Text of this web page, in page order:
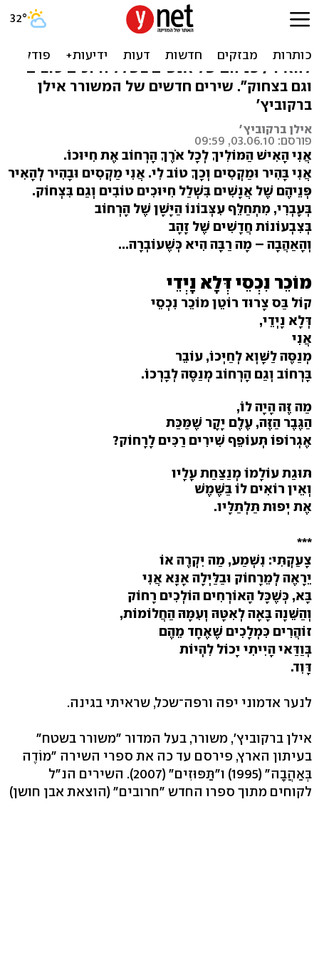
האיש המוליך את חיוכו
"אני בהיר ומקסים וכך טוב לי, אני מקסים ובהיר
להאיר/ פניהם של אנשים בשלל חיוכים טובים
וגם בצחוק". שירים חדשים של המשורר אילן
ברקוביץ'
אילן ברקוביץ'
פורסם: 03.06.10, 09:59
אֲנִי הָאִישׁ הַמּוֹלִיךְ לְכָל אֹרֶךְ הָרְחוֹב אֶת חִיּוּכוֹ.
אֲנִי בָּהִיר וּמַקְסִים וְכָךְ טוֹב לִי. אֲנִי מַקְסִים וּבָהִיר לְהָאִיר
פְּנֵיהֶם שֶׁל אֲנָשִׁים בִּשְׁלַל חִיּוּכִים טוֹבִים וְגַם בִּצְחוֹק.
בְּעָבְרִי, מִתְחַלֵּף עִצְּבוֹנוֹ הַיָּשָׁן שֶׁל הָרְחוֹב
בְּצִבְעוֹנוֹת חֲדָשִׁים שֶׁל זָהָב
וְהָאַהֲבָה – מָה רַבָּה הִיא כְּשֶׁעוֹבְרָה...
מוֹכֵר נִכְסֵי דְּלָא נָיְדֵי
קוֹל בַּס צָרוּד רוֹטֵן מוֹכֵר נִכְסֵי
דְּלָא נָיְדֵי,
אֲנִי
מְנַסֶּה לַשָּׁוְא לְחַיְּכוֹ, עוֹבֵר
בָּרְחוֹב וְגַם הָרְחוֹב מְנַסֶּה לְבָרְכוֹ.
מַה זֶּה הָיָה לוֹ,
הַגֶּבֶר הַזֶּה, עֶלֶם יָקָר שֶׁמַּכַּת
אֶגְרוֹפוֹ תְּעוֹפֵף שִׁירִים רַכִּים לָרָחוֹק?
תּוּגַת עוֹלָמוֹ מְנַצַּחַת עָלָיו
וְאֵין רוֹאִים לוֹ בַּשֶּׁמֶשׁ
אֶת יְפוּת תַּלְתַּלָּיו.
***
צָעַקְתִּי: נִשְׁמַע, מַה יִּקְרֶה אוֹ
יֵרָאֶה לְמֵרָחוֹק וּבַלַּיְלָה אָנָּא אֲנִי
בָּא, כְּשֶׁכָּל הָאוֹרְחִים הוֹלְכִים רָחוֹק
וְהַשֵּׁנָה בָּאָה לְאִטָּהּ וְעִמָּהּ הַחֲלוֹמוֹת,
זוֹהֲרִים כִּמְלָכִים שֶׁאֶחָד מֵהֶם
בְּוַדַּאי הָיִיתִי יָכוֹל לִהְיוֹת
דָּוִד.
לנער אדמוני יפה ורפה־שכל, שראיתי בגינה.
אילן ברקוביץ', משורר, בעל המדור "משורר בשטח"
בעיתון הארץ, פירסם עד כה את ספרי השירה "מוֹדֶה
בְּאַהֲבָה" (1995) ו"תַּפּוּזִים" (2007). השירים הנ"ל
לקוחים מתוך ספרו החדש "חרובים" (הוצאת אבן חושן)